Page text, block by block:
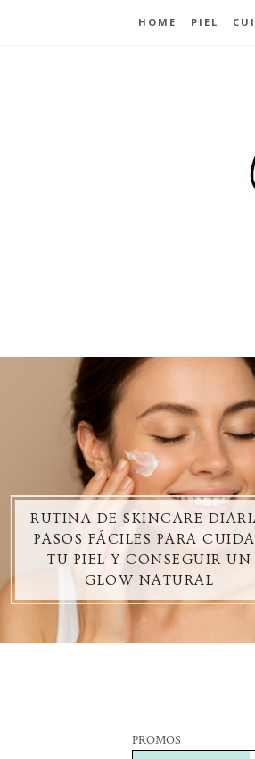
HOME PIEL
RUTINA DE SKINCARE
PASOS FÁCILES PARA
TU PIEL Y CONSEGUIR UN
GLOW NATURAL
PROMOS